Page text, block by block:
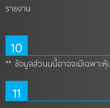
รายงาน
10
** ข้อมูลส่วนนนี้อาจจะมีเฉพาะ
11